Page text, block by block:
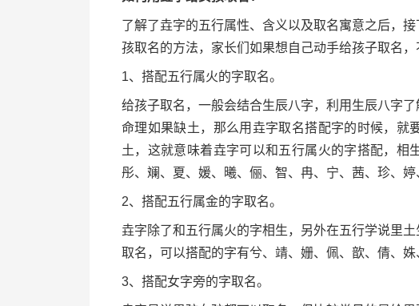
了解了垚字的五行属性、含义以及取名寓意之后，
孩取名的方法，家长们如果想自己动手给孩子取名，
1、搭配五行属火的字取名。
给孩子取名，一般会结合生辰八字，利用生辰八字
命理如果缺土，那么用垚字取名搭配字的时候，就
土，这就意味着垚字可以和五行属火的字搭配，相
彤、斓、夏、媛、曦、俪、智、冉、宁、茜、珍、婷
2、搭配五行属金的字取名。
垚字除了和五行属火的字相生，另外在五行学说里
取名，可以搭配的字有兮、靖、姗、佩、歆、倩、姝
3、搭配女字旁的字取名。